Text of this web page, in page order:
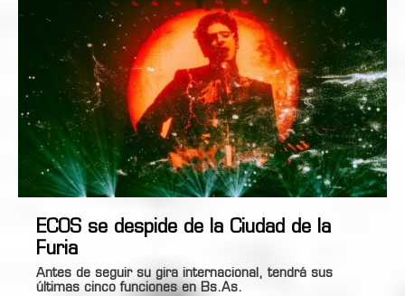
ECOS se despide de la Ciudad de la
Furia
Antes de seguir su gira internacional, tendrá sus
últimas cinco funciones en Bs.As.